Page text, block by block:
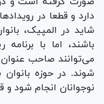
دارد و قطعا در
شاید در المپیک،
باشند، اما با
می‌توانند صاحب
شوند. در حوزه
نوجوانان انجام شود